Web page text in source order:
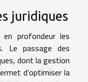
juridiques
profondeur les
Le passage des
dont la gestion
d’optimiser la